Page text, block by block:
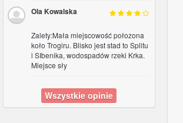
Ola Kowalska
Zalety:Mała miejscowość połozona
koło Trogiru. Blisko jest stad to Splitu
i SIbenika, wodospadów rzeki Krka.
Miejsce sły
Wszystkie opinie